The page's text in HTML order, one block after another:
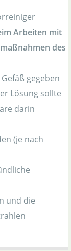
Arbeiten mit
des
gegeben
Lösung sollte
darin
(je nach
und die